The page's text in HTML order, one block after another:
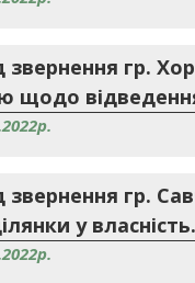
звернення гр.
щодо
звернення гр.
у власність.